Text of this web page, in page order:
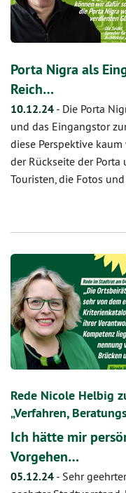
Porta Nigra als
Reich…
10.12.24 - Die Porta
und das Eingangstor
diese Perspektive
der Rückseite der
Touristen, die Fotos
Rede Nicole Helbig
„Verfahren,
Ich hätte mir
Vorgehen…
05.12.24 - Sehr